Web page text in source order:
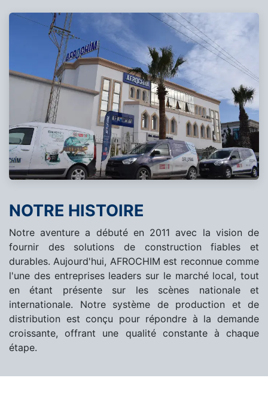
NOTRE HISTOIRE
Notre aventure a débuté en 2011 avec la vision de
fournir des solutions de construction fiables et
durables. Aujourd'hui, AFROCHIM est reconnue comme
l'une des entreprises leaders sur le marché local, tout
en étant présente sur les scènes nationale et
internationale. Notre système de production et de
distribution est conçu pour répondre à la demande
croissante, offrant une qualité constante à chaque
étape.